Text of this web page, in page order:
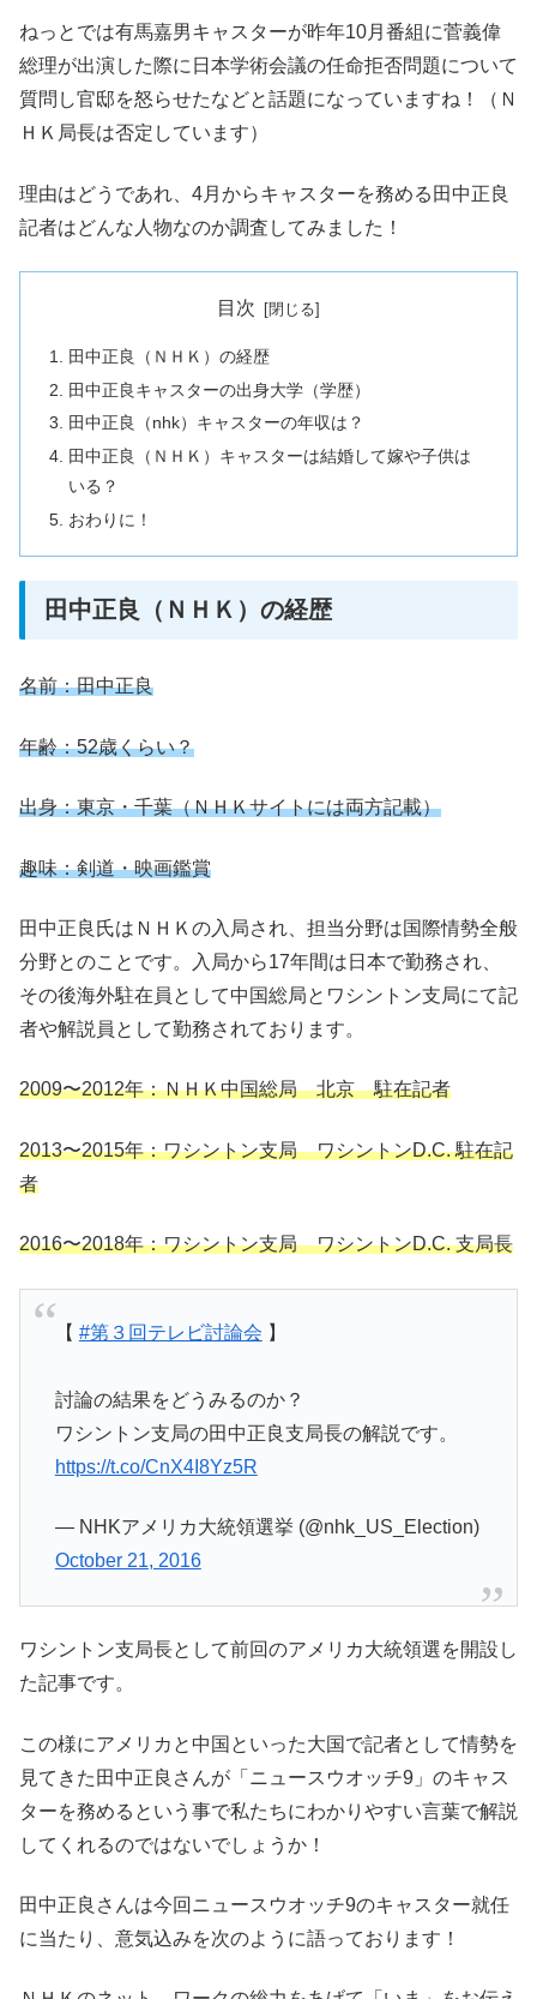
ねっとでは有馬嘉男キャスターが昨年10月番組に菅義偉
総理が出演した際に日本学術会議の任命拒否問題について
質問し官邸を怒らせたなどと話題になっていますね！（Ｎ
ＨＫ局長は否定しています）
理由はどうであれ、4月からキャスターを務める田中正良
記者はどんな人物なのか調査してみました！
目次
田中正良（ＮＨＫ）の経歴
田中正良キャスターの出身大学（学歴）
田中正良（nhk）キャスターの年収は？
田中正良（ＮＨＫ）キャスターは結婚して嫁や子供は
いる？
おわりに！
田中正良（ＮＨＫ）の経歴
名前：田中正良
年齢：52歳くらい？
出身：東京・千葉（ＮＨＫサイトには両方記載）
趣味：剣道・映画鑑賞
田中正良氏はＮＨＫの入局され、担当分野は国際情勢全般
分野とのことです。入局から17年間は日本で勤務され、
その後海外駐在員として中国総局とワシントン支局にて記
者や解説員として勤務されております。
2009〜2012年：ＮＨＫ中国総局 北京 駐在記者
2013〜2015年：ワシントン支局 ワシントンD.C. 駐在記
者
2016〜2018年：ワシントン支局 ワシントンD.C. 支局長
【 #第３回テレビ討論会 】
討論の結果をどうみるのか？
ワシントン支局の田中正良支局長の解説です。
https://t.co/CnX4I8Yz5R
— NHKアメリカ大統領選挙 (@nhk_US_Election)
October 21, 2016
ワシントン支局長として前回のアメリカ大統領選を開設し
た記事です。
この様にアメリカと中国といった大国で記者として情勢を
見てきた田中正良さんが「ニュースウオッチ9」のキャス
ターを務めるという事で私たちにわかりやすい言葉で解説
してくれるのではないでしょうか！
田中正良さんは今回ニュースウオッチ9のキャスター就任
に当たり、意気込みを次のように語っております！